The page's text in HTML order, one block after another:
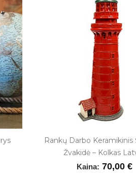
Rankų Darbo Keramikinis
Žvakidė – Kolkas
Kaina: 70,00 €